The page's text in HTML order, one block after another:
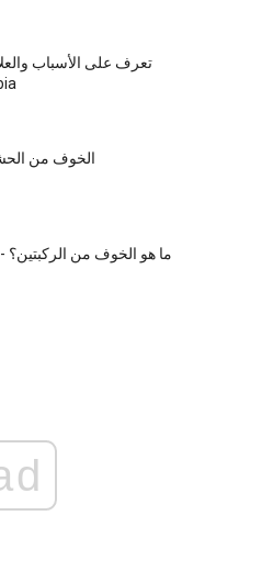
تعرف على الأسباب
الخوف من
Genuphobia - ما هو الخوف من الركبتين؟